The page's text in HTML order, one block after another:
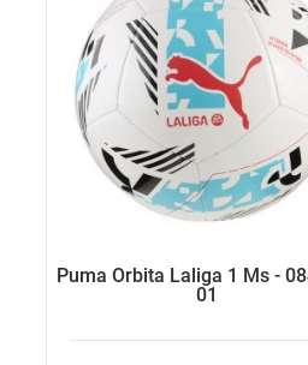
Puma Orbita Laliga 1 Ms -
01